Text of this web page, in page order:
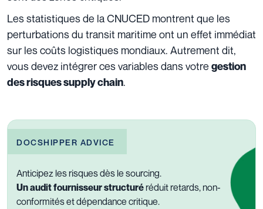
Les statistiques de la CNUCED montrent que les
perturbations du transit maritime ont un effet immédiat
sur les coûts logistiques mondiaux. Autrement dit,
vous devez intégrer ces variables dans votre gestion
des risques supply chain.
DOCSHIPPER ADVICE
Anticipez les risques dès le sourcing.
Un audit fournisseur structuréréduit retards, non-
conformités et dépendance critique.